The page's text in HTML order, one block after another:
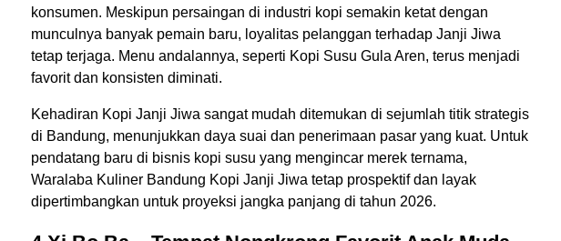
konsumen. Meskipun persaingan di industri kopi semakin ketat dengan
munculnya banyak pemain baru, loyalitas pelanggan terhadap Janji Jiwa
tetap terjaga. Menu andalannya, seperti Kopi Susu Gula Aren, terus menjadi
favorit dan konsisten diminati.
Kehadiran Kopi Janji Jiwa sangat mudah ditemukan di sejumlah titik strategis
di Bandung, menunjukkan daya suai dan penerimaan pasar yang kuat. Untuk
pendatang baru di bisnis kopi susu yang mengincar merek ternama,
Waralaba Kuliner Bandung Kopi Janji Jiwa tetap prospektif dan layak
dipertimbangkan untuk proyeksi jangka panjang di tahun 2026.